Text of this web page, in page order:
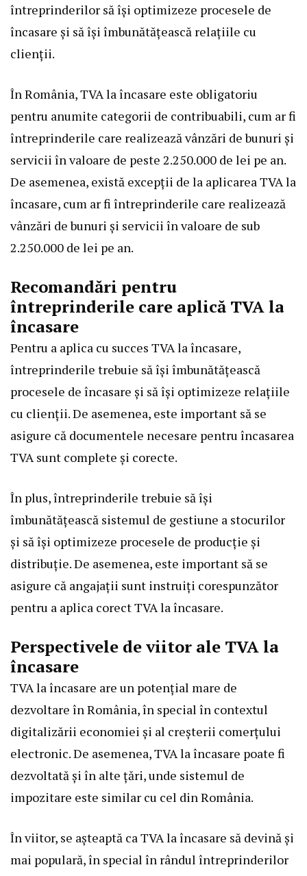
întreprinderilor să își optimizeze procesele de
încasare și să își îmbunătățească relațiile cu
clienții.
În România, TVA la încasare este obligatoriu
pentru anumite categorii de contribuabili, cum ar fi
întreprinderile care realizează vânzări de bunuri și
servicii în valoare de peste 2.250.000 de lei pe an.
De asemenea, există excepții de la aplicarea TVA la
încasare, cum ar fi întreprinderile care realizează
vânzări de bunuri și servicii în valoare de sub
2.250.000 de lei pe an.
Recomandări pentru
întreprinderile care aplică TVA la
încasare
Pentru a aplica cu succes TVA la încasare,
întreprinderile trebuie să își îmbunătățească
procesele de încasare și să își optimizeze relațiile
cu clienții. De asemenea, este important să se
asigure că documentele necesare pentru încasarea
TVA sunt complete și corecte.
În plus, întreprinderile trebuie să își
îmbunătățească sistemul de gestiune a stocurilor
și să își optimizeze procesele de producție și
distribuție. De asemenea, este important să se
asigure că angajații sunt instruiți corespunzător
pentru a aplica corect TVA la încasare.
Perspectivele de viitor ale TVA la
încasare
TVA la încasare are un potențial mare de
dezvoltare în România, în special în contextul
digitalizării economiei și al creșterii comerțului
electronic. De asemenea, TVA la încasare poate fi
dezvoltată și în alte țări, unde sistemul de
impozitare este similar cu cel din România.
În viitor, se așteaptă ca TVA la încasare să devină și
mai populară, în special în rândul întreprinderilor